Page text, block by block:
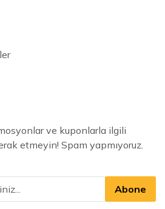
ve kuponlarla ilgili
etmeyin! Spam yapmıyoruz.
Abone